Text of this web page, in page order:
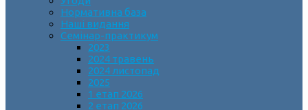
Нормативна база
Наші видання
Семінар-практикум
2023
2024 травень
2024 листопад
2025
1 етап 2026
2 етап 2026